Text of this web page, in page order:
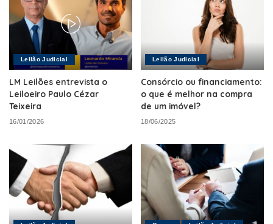
Leilão Judicial
LM Leilões entrevista o
Leiloeiro Paulo Cézar
Teixeira
16/01/2026
Leilão Judicial
Consórcio ou financiamento:
o que é melhor na compra
de um imóvel?
18/06/2025